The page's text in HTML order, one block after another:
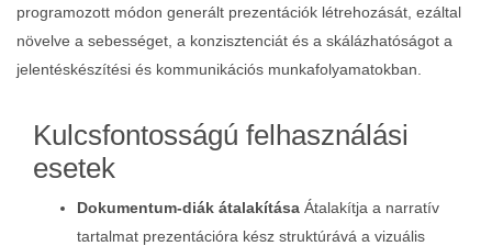
programozott módon generált prezentációk létrehozását, ezáltal
növelve a sebességet, a konzisztenciát és a skálázhatóságot a
jelentéskészítési és kommunikációs munkafolyamatokban.
Kulcsfontosságú felhasználási
esetek
Dokumentum‑diák átalakítása Átalakítja a narratív
tartalmat prezentációra kész struktúrává a vizuális